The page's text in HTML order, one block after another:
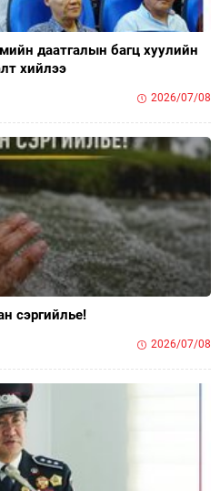
даатгалын багц хуулийн
хийлээ
2026/07/08
сэргийлье!
2026/07/08